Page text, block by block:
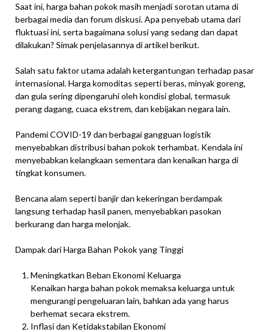
Saat ini, harga bahan pokok masih menjadi sorotan utama di
berbagai media dan forum diskusi. Apa penyebab utama dari
fluktuasi ini, serta bagaimana solusi yang sedang dan dapat
dilakukan? Simak penjelasannya di artikel berikut.
Salah satu faktor utama adalah ketergantungan terhadap pasar
internasional. Harga komoditas seperti beras, minyak goreng,
dan gula sering dipengaruhi oleh kondisi global, termasuk
perang dagang, cuaca ekstrem, dan kebijakan negara lain.
Pandemi COVID-19 dan berbagai gangguan logistik
menyebabkan distribusi bahan pokok terhambat. Kendala ini
menyebabkan kelangkaan sementara dan kenaikan harga di
tingkat konsumen.
Bencana alam seperti banjir dan kekeringan berdampak
langsung terhadap hasil panen, menyebabkan pasokan
berkurang dan harga melonjak.
Dampak dari Harga Bahan Pokok yang Tinggi
Meningkatkan Beban Ekonomi Keluarga
Kenaikan harga bahan pokok memaksa keluarga untuk
mengurangi pengeluaran lain, bahkan ada yang harus
berhemat secara ekstrem.
Inflasi dan Ketidakstabilan Ekonomi